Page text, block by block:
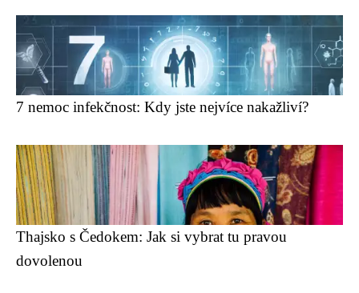
7 nemoc infekčnost: Kdy jste nejvíce nakažliví?
Thajsko s Čedokem: Jak si vybrat tu pravou
dovolenou